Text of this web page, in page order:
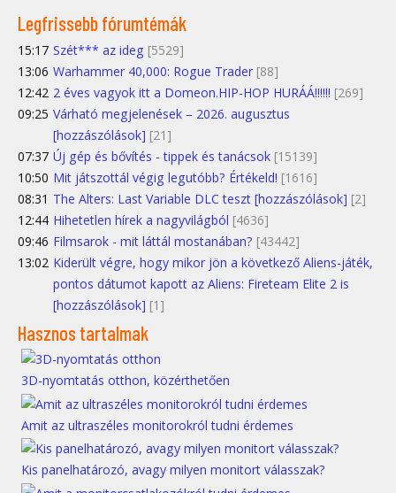
Legfrissebb fórumtémák
15:17 Szét*** az ideg [5529]
13:06 Warhammer 40,000: Rogue Trader [88]
12:42 2 éves vagyok itt a Domeon.HIP-HOP HURÁÁ!!!!!! [269]
09:25 Várható megjelenések – 2026. augusztus
[hozzászólások] [21]
07:37 Új gép és bővítés - tippek és tanácsok [15139]
10:50 Mit játszottál végig legutóbb? Értékeld! [1616]
08:31 The Alters: Last Variable DLC teszt [hozzászólások] [2]
12:44 Hihetetlen hírek a nagyvilágból [4636]
09:46 Filmsarok - mit láttál mostanában? [43442]
13:02 Kiderült végre, hogy mikor jön a következő Aliens-játék,
pontos dátumot kapott az Aliens: Fireteam Elite 2 is
[hozzászólások] [1]
Hasznos tartalmak
3D-nyomtatás otthon, közérthetően
Amit az ultraszéles monitorokról tudni érdemes
Kis panelhatározó, avagy milyen monitort válasszak?